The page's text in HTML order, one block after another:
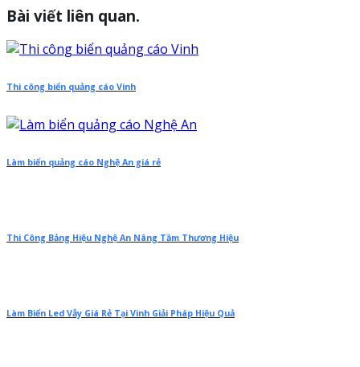
Bài viết liên quan.
Thi công biển quảng cáo Vinh
Làm biển quảng cáo Nghệ An giá rẻ
Thi Công Bảng Hiệu Nghệ An Nâng Tầm Thương Hiệu
Làm Biển Led Vẫy Giá Rẻ Tại Vinh Giải Pháp Hiệu Quả